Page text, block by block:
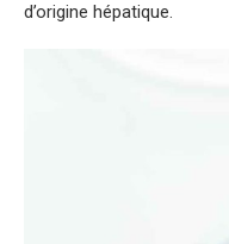
d’origine hépatique.